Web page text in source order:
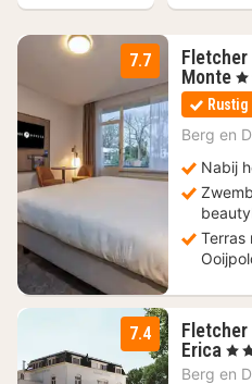
7.7
Fletcher
Monte 1
,
Berg en
Nabij
Terras
7.4
Erica 1
, 4
Berg en